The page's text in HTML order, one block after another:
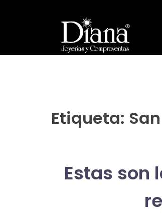
Etiqueta:
Estas son